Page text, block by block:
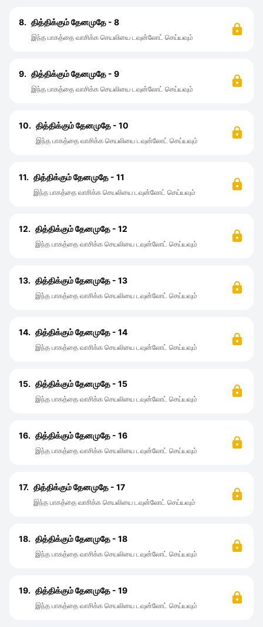
8. தித்திக்கும் தேனமுதே - 8
இந்த பாகத்தை வாசிக்க செயலியை டவுன்லோட் செய்யவும்
9. தித்திக்கும் தேனமுதே - 9
இந்த பாகத்தை வாசிக்க செயலியை டவுன்லோட் செய்யவும்
10. தித்திக்கும் தேனமுதே - 10
இந்த பாகத்தை வாசிக்க செயலியை டவுன்லோட் செய்யவும்
11. தித்திக்கும் தேனமுதே - 11
இந்த பாகத்தை வாசிக்க செயலியை டவுன்லோட் செய்யவும்
12. தித்திக்கும் தேனமுதே - 12
இந்த பாகத்தை வாசிக்க செயலியை டவுன்லோட் செய்யவும்
13. தித்திக்கும் தேனமுதே - 13
இந்த பாகத்தை வாசிக்க செயலியை டவுன்லோட் செய்யவும்
14. தித்திக்கும் தேனமுதே - 14
இந்த பாகத்தை வாசிக்க செயலியை டவுன்லோட் செய்யவும்
15. தித்திக்கும் தேனமுதே - 15
இந்த பாகத்தை வாசிக்க செயலியை டவுன்லோட் செய்யவும்
16. தித்திக்கும் தேனமுதே - 16
இந்த பாகத்தை வாசிக்க செயலியை டவுன்லோட் செய்யவும்
17. தித்திக்கும் தேனமுதே - 17
இந்த பாகத்தை வாசிக்க செயலியை டவுன்லோட் செய்யவும்
18. தித்திக்கும் தேனமுதே - 18
இந்த பாகத்தை வாசிக்க செயலியை டவுன்லோட் செய்யவும்
19. தித்திக்கும் தேனமுதே - 19
இந்த பாகத்தை வாசிக்க செயலியை டவுன்லோட் செய்யவும்